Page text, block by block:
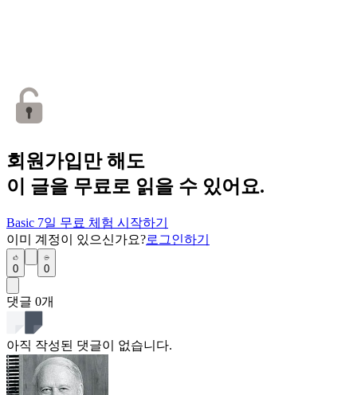
회원가입만 해도
이 글을 무료로 읽을 수 있어요.
Basic 7일 무료 체험 시작하기
이미 계정이 있으신가요?로그인하기
0 0
댓글 0개
아직 작성된 댓글이 없습니다.